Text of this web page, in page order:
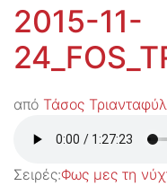
2015-11-
από Τάσος
Σειρές:Φως μες τη